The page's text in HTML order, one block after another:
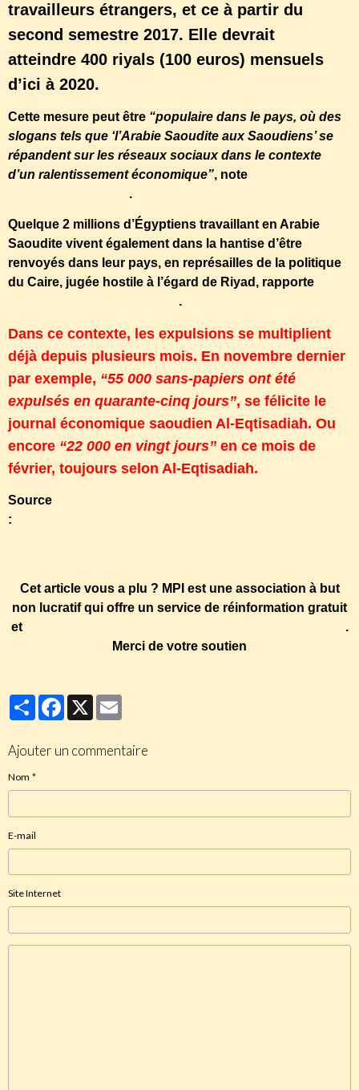
travailleurs étrangers, et ce à partir du
second semestre 2017. Elle devrait
atteindre 400 riyals (100 euros) mensuels
d’ici à 2020.
Cette mesure peut être “populaire dans le pays, où des
slogans tels que ‘l’Arabie Saoudite aux Saoudiens’ se
répandent sur les réseaux sociaux dans le contexte
d’un ralentissement économique”, note
.
Quelque 2 millions d’Égyptiens travaillant en Arabie
Saoudite vivent également dans la hantise d’être
renvoyés dans leur pays, en représailles de la politique
du Caire, jugée hostile à l’égard de Riyad, rapporte
.
Dans ce contexte, les expulsions se multiplient
déjà depuis plusieurs mois. En novembre dernier
par exemple, “55 000 sans-papiers ont été
expulsés en quarante-cinq jours”, se félicite le
journal économique saoudien Al-Eqtisadiah. Ou
encore “22 000 en vingt jours” en ce mois de
février, toujours selon Al-Eqtisadiah.
Source
:
Cet article vous a plu ? MPI est une association à but
non lucratif qui offre un service de réinformation gratuit
et
.
Merci de votre soutien
PartagerFacebook
X
Ajouter un commentaire
Nom
E-mail
Site Internet